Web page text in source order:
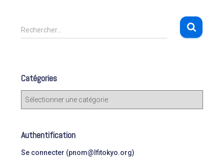
R
e
r
c
Rechercher…
Catégories
C
g
o
Authentification
Se connecter (pnom@lfitokyo.org)